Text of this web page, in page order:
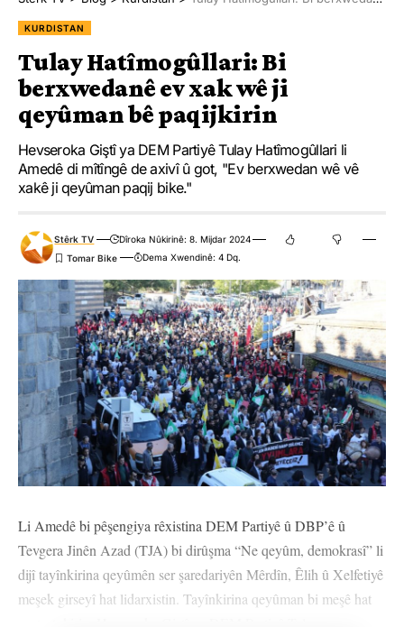
KURDISTAN
Tulay Hatîmogûllari: Bi
berxwedanê ev xak wê ji
qeyûman bê paqijkirin
Hevseroka Giştî ya DEM Partiyê Tulay Hatîmogûllari li
Amedê di mîtîngê de axivî û got, "Ev berxwedan wê vê
xakê ji qeyûman paqij bike."
Stêrk TV
Dîroka Nûkirinê: 8. Mijdar 2024
Dema Xwendinê: 4 Dq.
Li Amedê bi pêşengiya rêxistina DEM Partiyê û DBP’ê û
Tevgera Jinên Azad (TJA) bi dirûşma “Ne qeyûm, demokrasî” li
dijî tayînkirina qeyûmên ser şaredariyên Mêrdîn, Êlih û Xelfetiyê
meşek girseyî hat lidarxistin. Tayînkirina qeyûman bi meşê hat